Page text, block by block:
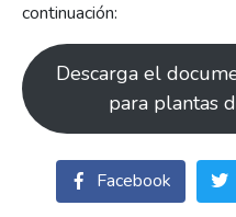
continuación:
Descarga el
para plantas
Facebook